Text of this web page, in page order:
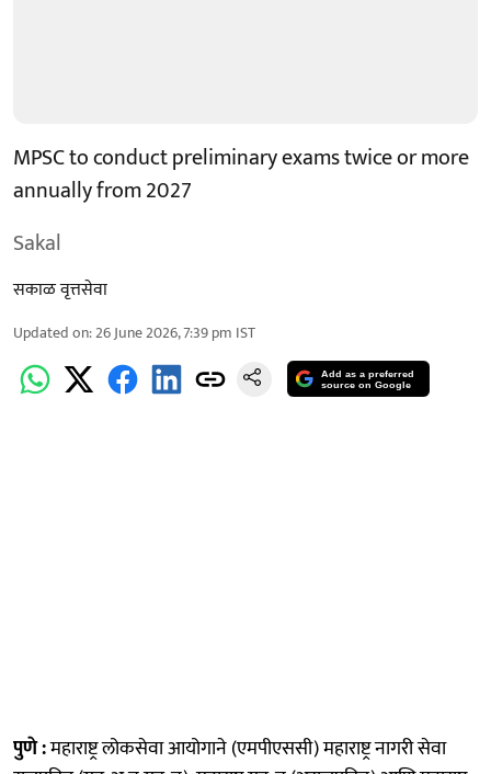
MPSC to conduct preliminary exams twice or more
annually from 2027
Sakal
सकाळ वृत्तसेवा
Updated on:26 June 2026, 7:39 pm IST
Add as a preferred
source on Google
पुणे :महाराष्ट्र लोकसेवा आयोगाने (एमपीएससी) महाराष्ट्र नागरी सेवा